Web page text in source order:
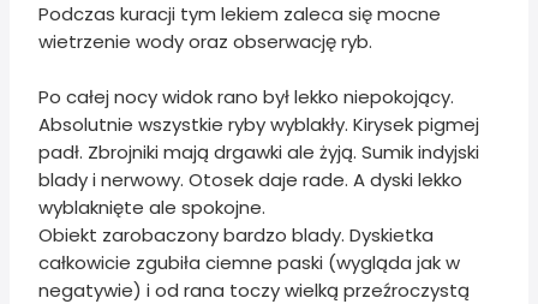
Podczas kuracji tym lekiem zaleca się mocne
wietrzenie wody oraz obserwację ryb.
Po całej nocy widok rano był lekko niepokojący.
Absolutnie wszystkie ryby wyblakły. Kirysek pigmej
padł. Zbrojniki mają drgawki ale żyją. Sumik indyjski
blady i nerwowy. Otosek daje rade. A dyski lekko
wyblaknięte ale spokojne.
Obiekt zarobaczony bardzo blady. Dyskietka
całkowicie zgubiła ciemne paski (wygląda jak w
negatywie) i od rana toczy wielką przeźroczystą